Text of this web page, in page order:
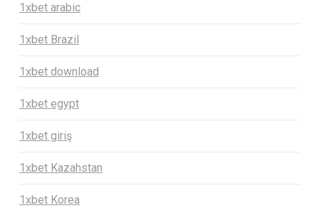
1xbet arabic
1xbet Brazil
1xbet download
1xbet egypt
1xbet giriş
1xbet Kazahstan
1xbet Korea